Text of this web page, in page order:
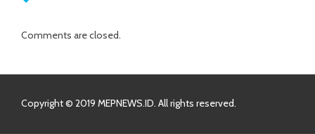
Comments are closed.
Copyright © 2019 MEPNEWS.ID. All rights reserved.